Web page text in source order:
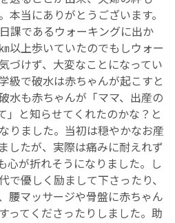
本当にありがとうございます。
課であるウォーキングに出か
以上歩いていたのでもしウォー
づけず、大変なことになってい
級で破水は赤ちゃんが起こすと
水も赤ちゃんが「ママ、出産の
と知らせてくれたのかな？と
りました。当初は穏やかなお産
したが、実際は痛みに耐えれず
心が折れそうになりました。し
で優しく励まして下さったり、
腰マッサージや骨盤に赤ちゃん
ってくださったりしました。助
まざまな講座・クラス
での出産を希望される方へ
ロフィール
Page